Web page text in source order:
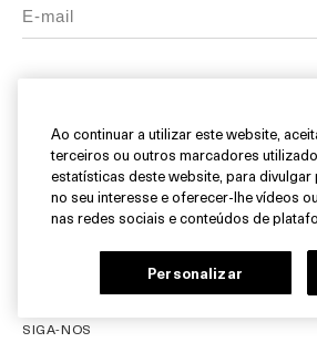
DESCUBRA
Nosso Legado
Nossa Arte
Miracle Broth™
Blue Heart
Ofertas
Meu Perfil
Fale Conosco
SIGA-NOS
Ao continuar a utilizar este website,
terceiros ou outros marcadores
estatísticas deste website, para
no seu interesse e oferecer-lhe vídeos
nas redes sociais e conteúdos de
Personalizar